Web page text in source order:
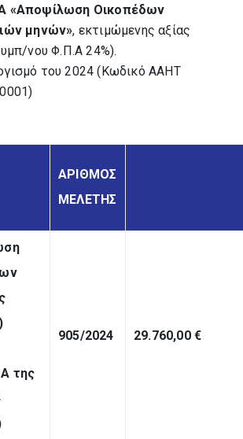
«Αποψίλωση Οικοπέδων
μηνών», εκτιμώμενης αξίας
νου Φ.Π.Α 24%).
του 2024 (Κωδικό ΑΑΗΤ
ΑΡΙΘΜΟΣ
ΜΕΛΕΤΗΣ
της
905/2024 29.760,00 €